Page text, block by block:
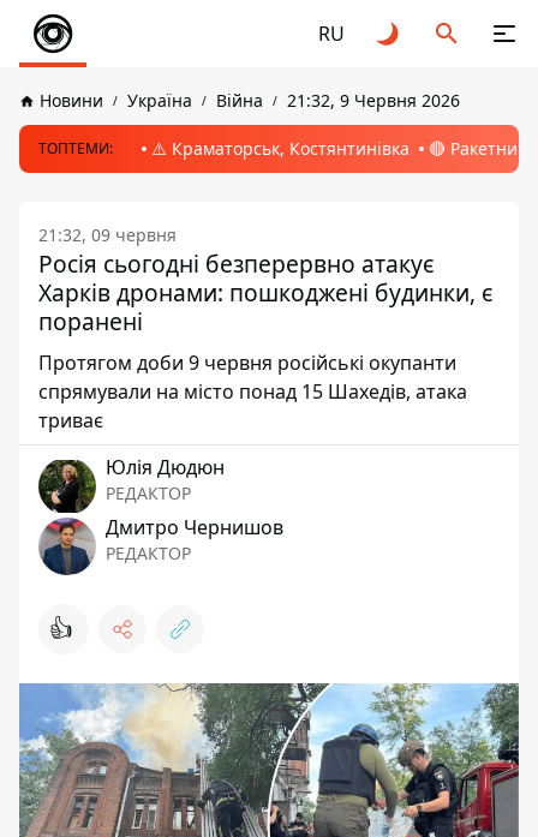
RU
Новини Україна Війна 21:32, 9 Червня 2026
ТОПТЕМИ: ⚠️ Краматорськ, Костянтинівка 🔴 Ракетний
21:32, 09 червня
Росія сьогодні безперервно атакує
Харків дронами: пошкоджені будинки, є
поранені
Протягом доби 9 червня російські окупанти
спрямували на місто понад 15 Шахедів, атака
триває
Юлія Дюдюн
РЕДАКТОР
Дмитро Чернишов
РЕДАКТОР
👍